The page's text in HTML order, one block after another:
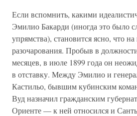
Если вспомнить, какими
Эмилио Бакарди (иногда это было
упрямства), становится ясно, что
разочарования. Пробыв в
месяцев, в июле 1899 года он
в отставку. Между Эмилио и
Кастильо, бывшим кубинским
Вуд назначил гражданским
Ориенте — к ней относился и